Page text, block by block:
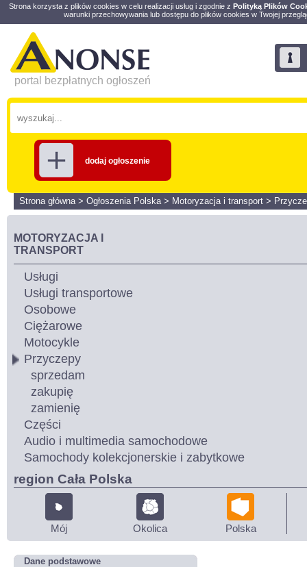
Strona korzysta z plików cookies w celu realizacji usług i zgodnie z Polityką Plików
warunki przechowywania lub dostępu do plików cookies w Twojej
portal bezpłatnych ogłoszeń
dodaj ogłoszenie
Strona główna> Ogłoszenia Polska> Motoryzacja i transport >
MOTORYZACJA I
TRANSPORT
Usługi
Usługi transportowe
Osobowe
Ciężarowe
Motocykle
Przyczepy
sprzedam
zakupię
zamienię
Części
Audio i multimedia samochodowe
Samochody kolekcjonerskie i zabytkowe
region Cała Polska
Mój Okolica Polska
Dane podstawowe